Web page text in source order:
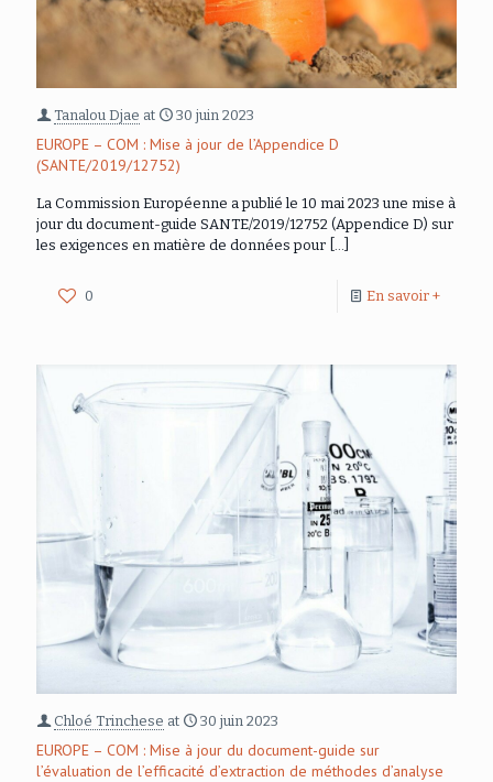
Tanalou Djae at 30 juin 2023
EUROPE – COM : Mise à jour de l’Appendice D
(SANTE/2019/12752)
La Commission Européenne a publié le 10 mai 2023 une mise à
jour du document-guide SANTE/2019/12752 (Appendice D) sur
les exigences en matière de données pour […]
0 En savoir +
Chloé Trinchese at 30 juin 2023
EUROPE – COM : Mise à jour du document-guide sur
l’évaluation de l’efficacité d’extraction de méthodes d’analyse